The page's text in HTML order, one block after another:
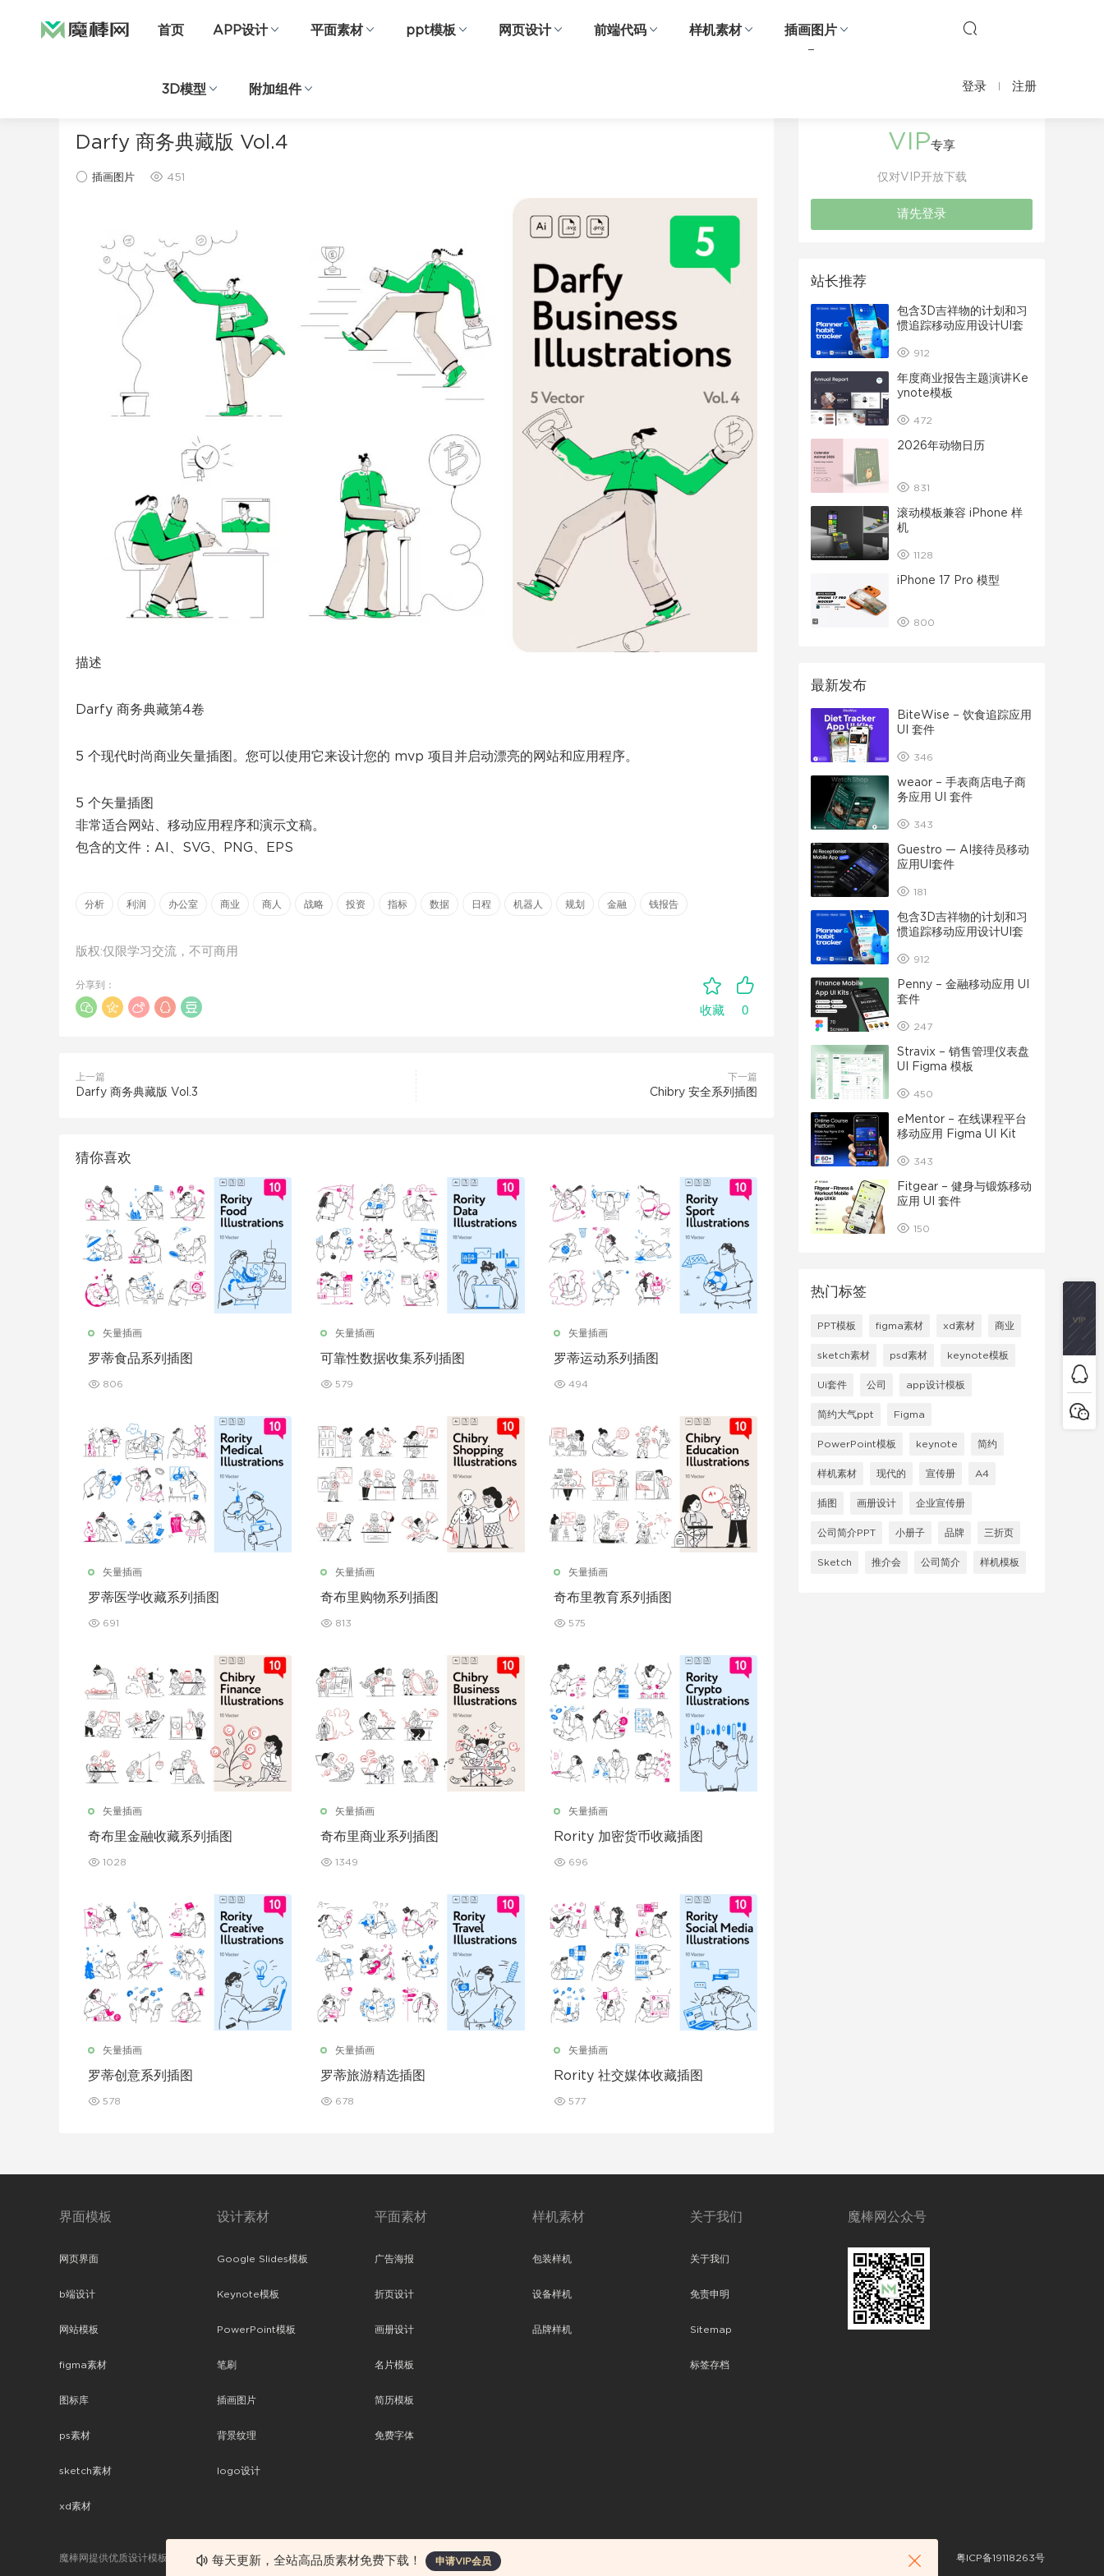
首页 APP设计 平面素材 ppt模板 网页设计 前端代码 样机素材 插画图片
3D模型 附加组件 登录 注册
插画图片
Darfy 商务典藏版 Vol.4
插画图片 451
描述
Darfy 商务典藏第4卷
5 个现代时尚商业矢量插图。您可以使用它来设计您的 mvp 项目并启动漂亮的网站和应用程序。
5 个矢量插图
非常适合网站、移动应用程序和演示文稿。
包含的文件：AI、SVG、PNG、EPS
分析 利润 办公室 商业 商人 战略 投资 指标 数据 日程 机器人 规划 金融 钱报告
版权:仅限学习交流，不可商用
收藏 0
分享到：
上一篇
Darfy 商务典藏版 Vol.3
下一篇
Chibry 安全系列插图
猜你喜欢
矢量插画
罗蒂食品系列插图
806
矢量插画
可靠性数据收集系列插图
579
矢量插画
罗蒂运动系列插图
494
矢量插画
罗蒂医学收藏系列插图
691
矢量插画
奇布里购物系列插图
813
矢量插画
奇布里教育系列插图
575
矢量插画
奇布里金融收藏系列插图
1028
矢量插画
奇布里商业系列插图
1349
矢量插画
Rority 加密货币收藏插图
696
矢量插画
罗蒂创意系列插图
578
矢量插画
罗蒂旅游精选插图
678
矢量插画
Rority 社交媒体收藏插图
577
VIP专享
仅对VIP开放下载
请先登录
站长推荐
包含3D吉祥物的计划和习
惯追踪移动应用设计UI套
912
年度商业报告主题演讲Ke
ynote模板
472
2026年动物日历
831
滚动模板兼容 iPhone 样
机
1128
iPhone 17 Pro 模型
800
最新发布
BiteWise – 饮食追踪应用
UI 套件
346
weaor – 手表商店电子商
务应用 UI 套件
343
Guestro — AI接待员移动
应用UI套件
181
包含3D吉祥物的计划和习
惯追踪移动应用设计UI套
912
Penny – 金融移动应用 UI
套件
247
Stravix – 销售管理仪表盘
UI Figma 模板
450
eMentor – 在线课程平台
移动应用 Figma UI Kit
343
Fitgear – 健身与锻炼移动
应用 UI 套件
150
热门标签
PPT模板 figma素材 xd素材 商业
sketch素材 psd素材 keynote模板
Ui套件 公司 app设计模板
简约大气ppt Figma
PowerPoint模板 keynote 简约
样机素材 现代的 宣传册 A4
插图 画册设计 企业宣传册
公司简介PPT 小册子 品牌 三折页
Sketch 推介会 公司简介 样机模板
界面模板
网页界面
b端设计
网站模板
figma素材
图标库
ps素材
sketch素材
xd素材
设计素材
Google Slides模板
Keynote模板
PowerPoint模板
笔刷
插画图片
背景纹理
logo设计
平面素材
广告海报
折页设计
画册设计
名片模板
简历模板
免费字体
样机素材
包装样机
设备样机
品牌样机
关于我们
关于我们
免责申明
Sitemap
标签存档
魔棒网公众号
魔棒网提供优质设计模板下载，分享优秀的设计。素材包含了APP设计、平面素材、ppt模板、网页设计、前端代码、样机素材、插画图片、附加组件等。 粤ICP备19118263号
每天更新，全站高品质素材免费下载！ 申请VIP会员